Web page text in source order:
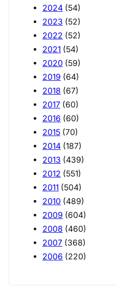
2024 (54)
2023 (52)
2022 (52)
2021 (54)
2020 (59)
2019 (64)
2018 (67)
2017 (60)
2016 (60)
2015 (70)
2014 (187)
2013 (439)
2012 (551)
2011 (504)
2010 (489)
2009 (604)
2008 (460)
2007 (368)
2006 (220)